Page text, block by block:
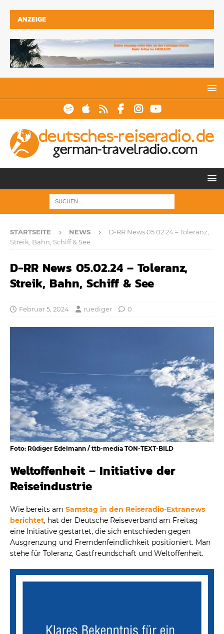
ANZEIGE
STARTSEITE NEWS
D-RR News 05.02.24 – Toleranz,
Streik, Bahn, Schiff & See
D-RR News 05.02.24 – Toleranz,
Streik, Bahn, Schiff & See
Februar 5, 2024 ruediger 0
Foto: Rüdiger Edelmann / ttb-media TON-TEXT-BILD
Weltoffenheit – Initiative der
Reiseindustrie
Wie bereits am Samstag in den Reiseradio-Extranews
berichtet, hat der Deutsche Reiseverband am Freitag
eine Initiative gestartet, die sich entschieden gegen
Ausgrenzung und Fremdenfeindlichkeit positioniert. Man
stehe für Toleranz, Gastfreundschaft und Weltoffenheit.